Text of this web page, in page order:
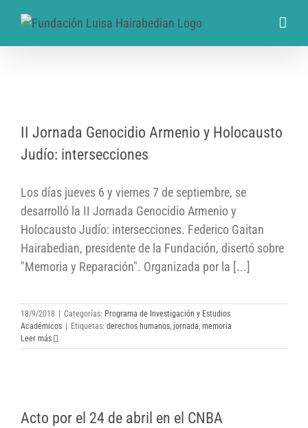
Judío: intersecciones
II Jornada Genocidio Armenio y Holocausto
Judío: intersecciones
Los días jueves 6 y viernes 7 de septiembre, se
desarrolló la II Jornada Genocidio Armenio y
Holocausto Judío: intersecciones. Federico Gaitan
Hairabedian, presidente de la Fundación, disertó sobre
"Memoria y Reparación". Organizada por la [...]
18/9/2018 Categorías: Programa de Investigación y Estudios
Académicos
Etiquetas: derechos humanos, jornada, memoria
Leer más
Acto por el 24 de abril en el CNBA
Acto por el 24 de abril en el CNBA